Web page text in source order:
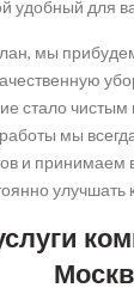
удобный для
мы
стало
мы
и принимаем
улучшать